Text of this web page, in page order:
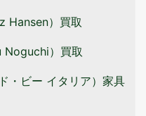
Hansen）買取
Noguchi）買取
・ビー イタリア‎）家具